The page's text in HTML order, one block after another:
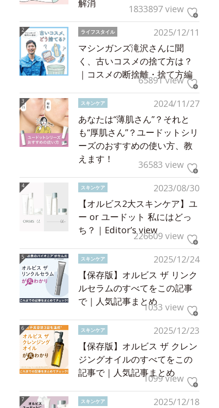
解消
1833897 view
2025/12/11
ライフスタイル
マシンガンズ滝沢さんに聞
く、古いコスメの捨て方は？
｜コスメの断捨離・捨て方編
65891 view
2024/11/27
スキンケア
あなたは“薄肌さん”？それと
も“厚肌さん”？ユードットシリ
ーズのおすすめの使い方、教
えます！
36583 view
2023/08/30
スキンケア
【オルビス2大スキンケア】ユ
ー or ユードット 私にはどっ
ち？｜Editor’s view226609 view
2025/12/24
スキンケア
【保存版】オルビス ザ リンク
ルセラムのすべてをこの記事
で｜人気記事まとめ1033 view
2025/12/23
スキンケア
【保存版】オルビス ザ クレン
ジングオイルのすべてをこの
記事で｜人気記事まとめ
1099 view
2025/12/18
スキンケア